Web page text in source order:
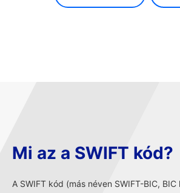
Mi az a SWIFT kód?
A SWIFT kód (más néven SWIFT-BIC, BIC